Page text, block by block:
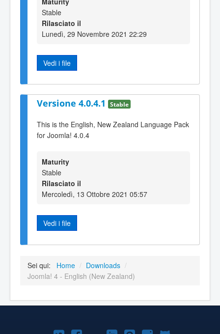
Stable
Rilasciato il
Lunedì, 29 Novembre 2021 22:29
Vedi i file
Versione 4.0.4.1 Stable
This is the English, New Zealand Language Pack
for Joomla! 4.0.4
Maturity
Stable
Rilasciato il
Mercoledì, 13 Ottobre 2021 05:57
Vedi i file
Sei qui: Home / Downloads /
Joomla! 4 - English (New Zealand)